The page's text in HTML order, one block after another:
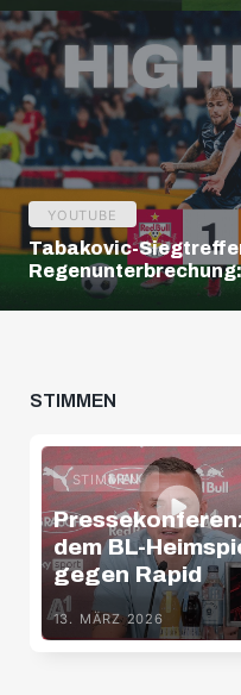
YOUTUBE
Tabakovic-
Highlights | Europa
STIMMEN
STIMMEN
dem BL-
gegen Rapid
13. MÄRZ 2026